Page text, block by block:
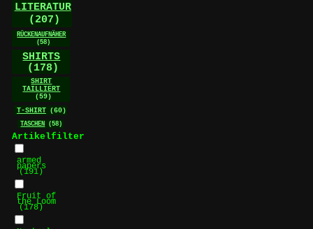
LITERATUR
(207)
RÜCKENAUFNÄHER
(58)
SHIRTS
(178)
SHIRT
TAILLIERT
(59)
T-SHIRT (60)
TASCHEN
(58)
Artikelfilter
armed
papers
(191)
Fruit of
the Loom
(178)